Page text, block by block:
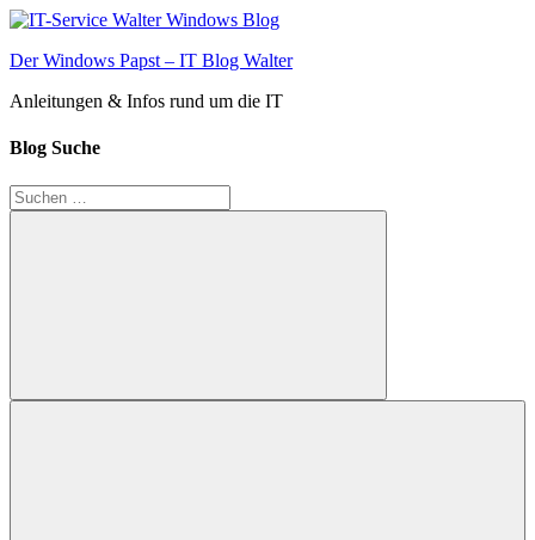
Zum
springen
Der Windows Papst – IT Blog Walter
Anleitungen & Infos rund um die IT
Blog Suche
Suchen
nach:
Suchen